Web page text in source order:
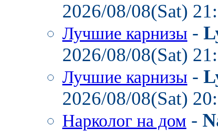
2026/08/08(Sat)
Лучшие карнизы -
2026/08/08(Sat)
Лучшие карнизы -
2026/08/08(Sat)
Нарколог на дом -